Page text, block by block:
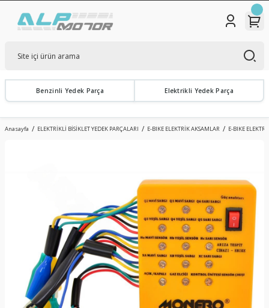
Benzinli Yedek Parça Elektrikli Yedek Parça
Anasayfa ELEKTRİKLİ BİSİKLET YEDEK PARÇALARI E-BIKE ELEKTRİK AKSAMLAR E-BIKE